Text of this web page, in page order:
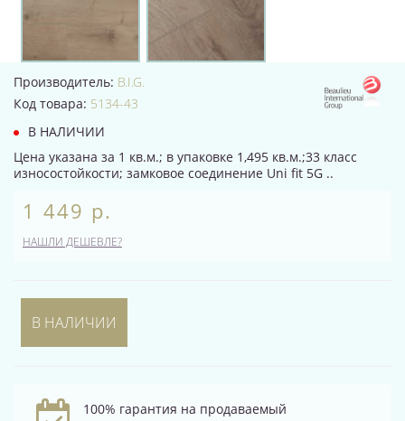
Производитель: B.I.G.
Код товара: 5134-43
В НАЛИЧИИ
Цена указана за 1 кв.м.; в упаковке 1,495 кв.м.;33 класс
износостойкости; замковое соединение Uni fit 5G ..
1 449 р.
НАШЛИ ДЕШЕВЛЕ?
В НАЛИЧИИ
100% гарантия на продаваемый